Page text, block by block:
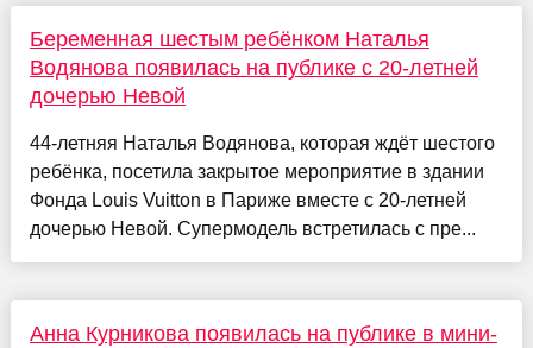
Беременная шестым ребёнком Наталья
Водянова появилась на публике с 20-летней
дочерью Невой
44-летняя Наталья Водянова, которая ждёт шестого
ребёнка, посетила закрытое мероприятие в здании
Фонда Louis Vuitton в Париже вместе с 20-летней
дочерью Невой. Супермодель встретилась с пре...
Анна Курникова появилась на публике в мини-